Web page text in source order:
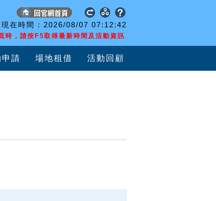
現在時間 : 2026/08/07 07:12:43
時，請按F5取得最新時間及活動資訊
請 場地租借 活動回顧